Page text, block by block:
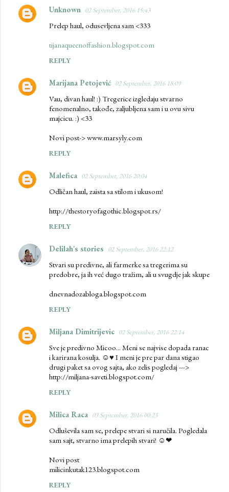
Unknown 02 September, 2016 15:43
Prelep haul, odusevljena sam <333
tijanaqueenoffashion.blogspot.com
REPLY
Marijana Petojević 02 September, 2016 18:09
Vau, divan haul! :) Tregerice izgledaju stvarno
fenomenalno, takođe, zaljubljena sam i u ovu sivu
majcicu. :) <33
Novi post-> www.marsyly.com
REPLY
Malefica 02 September, 2016 20:04
Odličan haul, zaista sa stilom i ukusom!
http://thestoryofagothic.blogspot.rs/
REPLY
Delilah's stories 02 September, 2016 22:12
Stvari su predivne, ali farmerke sa tregerima su
predobre, ja ih već dugo tražim, ali u svugdje jak skupe
dnevnadozabloga.blogspot.com
REPLY
Miljana Dimitrijevic 02 September, 2016 22:14
Sve je predivno Micoo... Meni se najvise dopada ranac
i karirana kosulja. ☺♥ I meni je pre par dana stigao
drugi paket sa ovog sajta, ako zelis pogledaj --->
http://miljana-saveti.blogspot.com/
REPLY
Milica Raca 03 September, 2016 00:23
Odluševila sam se, prelepe stvari si naručila. Pogledala
sam sajt, stvarno ima prelepih stvari! ☺❤
Novi post
milicinkutak123.blogspot.com
REPLY